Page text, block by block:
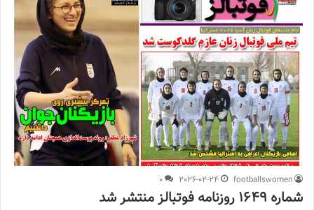
footballswomen
2026-02-24
0
شماره 1649 روزنامه فوتبالز منتشر شد